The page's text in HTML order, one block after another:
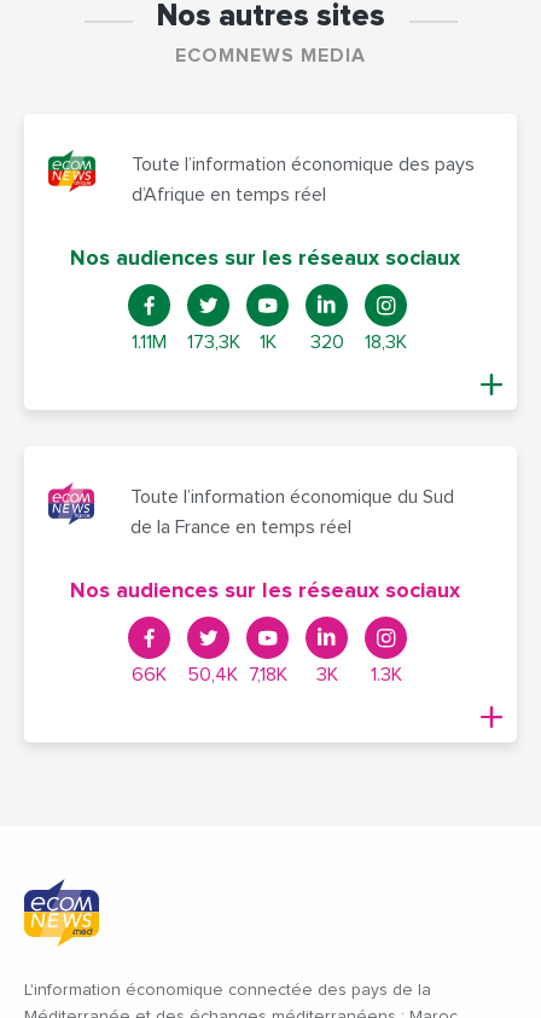
Nos autres sites
ECOMNEWS MEDIA
Toute l’information économique des pays
d’Afrique en temps réel
Nos audiences sur les réseaux sociaux
1.11M 173,3K 1K 320 18,3K
Toute l’information économique du Sud
de la France en temps réel
Nos audiences sur les réseaux sociaux
66K 50,4K 7,18K 3K 1.3K
L'information économique connectée des pays de la